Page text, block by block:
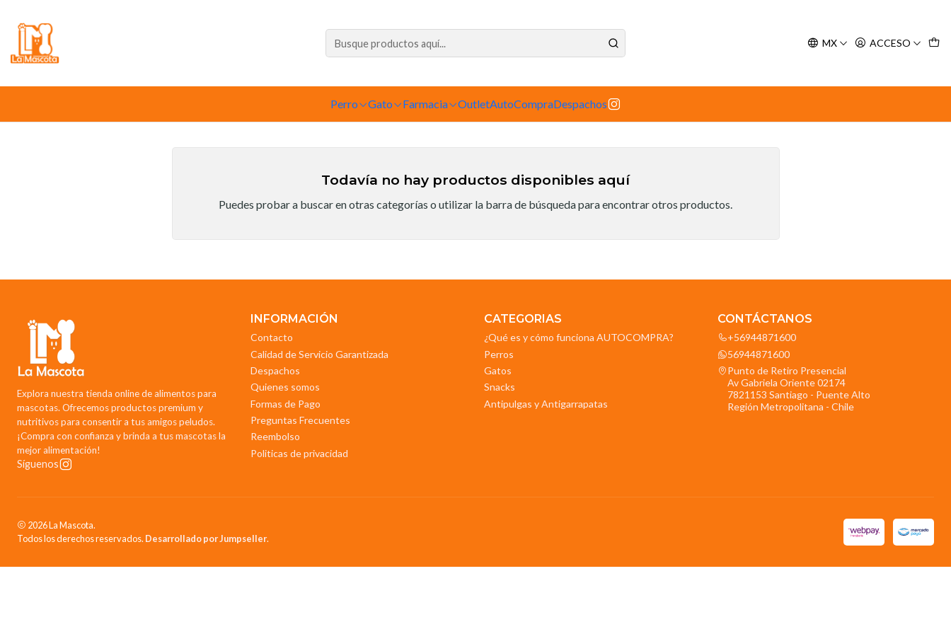
MX ACCESO
Perro Gato Farmacia OutletAutoCompraDespachos
Inicio
Carne
Todavía no hay productos disponibles aquí
Puedes probar a buscar en otras categorías o utilizar la barra de búsqueda para encontrar otros productos.
Explora nuestra tienda online de alimentos para
mascotas. Ofrecemos productos premium y
nutritivos para consentir a tus amigos peludos.
¡Compra con confianza y brinda a tus mascotas la
mejor alimentación!
Síguenos
INFORMACIÓN
Contacto
Calidad de Servicio Garantizada
Despachos
Quienes somos
Formas de Pago
Preguntas Frecuentes
Reembolso
Politicas de privacidad
CATEGORIAS
¿Qué es y cómo funciona AUTOCOMPRA?
Perros
Gatos
Snacks
Antipulgas y Antigarrapatas
CONTÁCTANOS
+56944871600
56944871600
Punto de Retiro Presencial
Av Gabriela Oriente 02174
7821153 Santiago - Puente Alto
Región Metropolitana - Chile
2026 La Mascota.
Todos los derechos reservados. Desarrollado por Jumpseller.